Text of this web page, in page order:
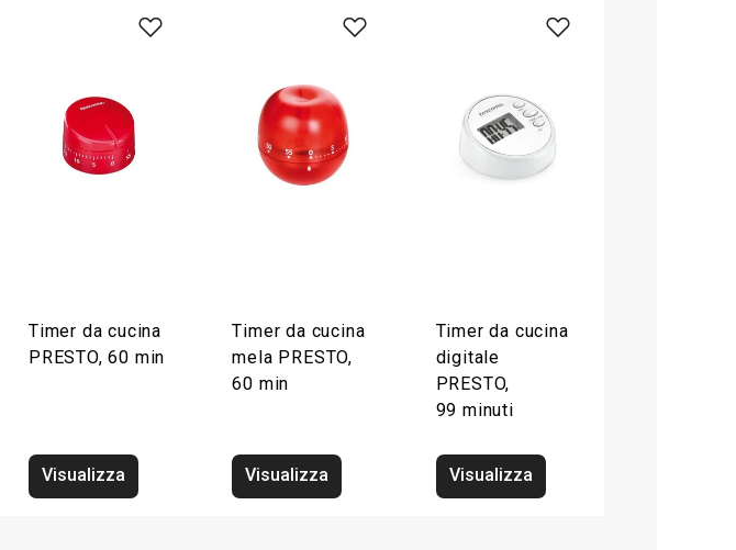
Timer da cucina
PRESTO, 60 min
Visualizza
Timer da cucina
mela PRESTO,
60 min
Visualizza
Timer da cucina
digitale
PRESTO,
99 minuti
Visualizza